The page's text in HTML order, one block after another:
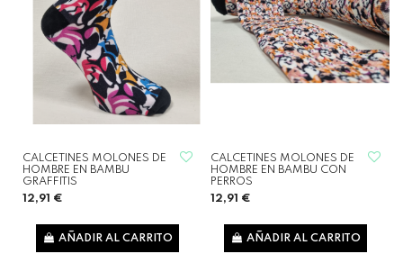
CALCETINES MOLONES DE
HOMBRE EN BAMBU
GRAFFITIS
12,91 €
AÑADIR AL CARRITO
CALCETINES MOLONES DE
HOMBRE EN BAMBU CON
PERROS
12,91 €
AÑADIR AL CARRITO